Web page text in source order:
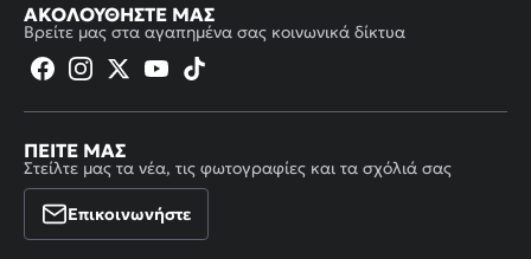
ΑΚΟΛΟΥΘΉΣΤΕ ΜΑΣ
Βρείτε μας στα αγαπημένα σας κοινωνικά δίκτυα
ΠΕΊΤΕ ΜΑΣ
Στείλτε μας τα νέα, τις φωτογραφίες και τα σχόλιά σας
Επικοινωνήστε